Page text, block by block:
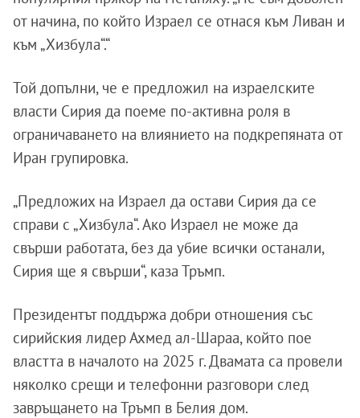
от начина, по който Израел се отнася към Ливан и
към „Хизбула“.“
Той допълни, че е предложил на израелските
власти Сирия да поеме по-активна роля в
ограничаването на влиянието на подкрепяната от
Иран групировка.
„Предложих на Израел да остави Сирия да се
справи с „Хизбула“. Ако Израел не може да
свърши работата, без да убие всички останали,
Сирия ще я свърши“, каза Тръмп.
Президентът поддържа добри отношения със
сирийския лидер Ахмед ал-Шараа, който пое
властта в началото на 2025 г. Двамата са провели
няколко срещи и телефонни разговори след
завръщането на Тръмп в Белия дом.